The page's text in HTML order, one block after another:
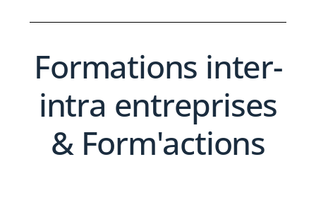
Formations inter-
intra entreprises
& Form'actions